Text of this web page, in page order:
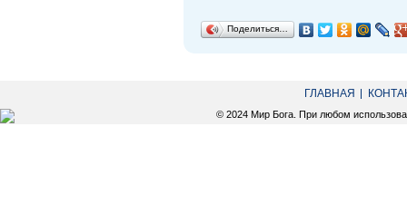
Поделиться…
ГЛАВНАЯ
© 2024 Мир Бога. При любом